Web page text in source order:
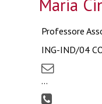
Maria
Professore
ING-IND/04
...